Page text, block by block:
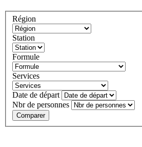
Région
Station
Formule
Services
Date de départ
Nbr de personnes
Comparer